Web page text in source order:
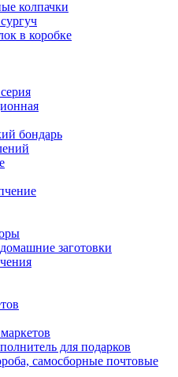
колпачки
в коробке
бондарь
заготовки
для подарков
самосборные почтовые